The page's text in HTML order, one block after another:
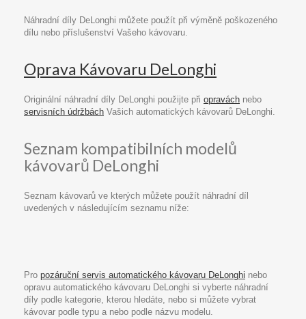
Náhradní díly DeLonghi můžete použít při výměně poškozeného
dílu nebo příslušenství Vašeho kávovaru.
Oprava Kávovaru DeLonghi
Originální náhradní díly DeLonghi použijte při opravách nebo
servisních údržbách Vašich automatických kávovarů DeLonghi.
Seznam kompatibilních modelů
kávovarů DeLonghi
Seznam kávovarů ve kterých můžete použít náhradní díl
uvedených v následujícím seznamu níže:
Pro pozáruční servis automatického kávovaru DeLonghi nebo
opravu automatického kávovaru DeLonghi si vyberte náhradní
díly podle kategorie, kterou hledáte, nebo si můžete vybrat
kávovar podle typu a nebo podle názvu modelu.